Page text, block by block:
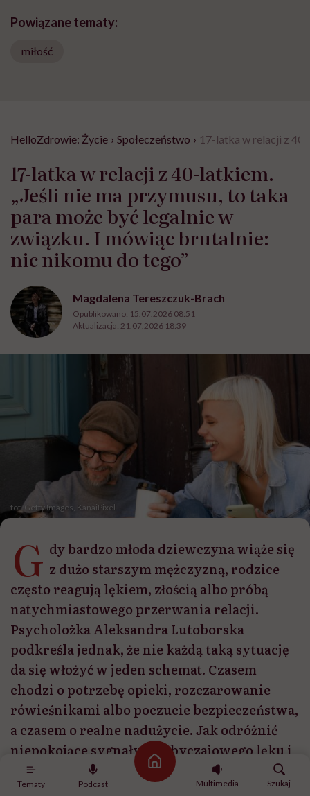
Tematy Podcast
Strona główna
Multimedia
Szukaj
Powiązane tematy:
miłość
HelloZdrowie: Życie › Społeczeństwo › 17-latka w relacji z 40-
17-latka w relacji z 40-latkiem.
„Jeśli nie ma przymusu, to taka
para może być legalnie w
związku. I mówiąc brutalnie:
nic nikomu do tego”
Magdalena Tereszczuk-Brach
Opublikowano: 15.07.2026 08:51
Aktualizacja: 21.07.2026 18:39
fot. Getty Images, KanaiPixel
G dy bardzo młoda dziewczyna wiąże się
z dużo starszym mężczyzną, rodzice
często reagują lękiem, złością albo próbą
natychmiastowego przerwania relacji.
Psycholożka Aleksandra Lutoborska
podkreśla jednak, że nie każdą taką sytuację
da się włożyć w jeden schemat. Czasem
chodzi o potrzebę opieki, rozczarowanie
rówieśnikami albo poczucie bezpieczeństwa,
a czasem o realne nadużycie. Jak odróżnić
niepokojące sygnały od obyczajowego lęku i
jak rozmawiać z córką, żeby nie stracić z nią
kontaktu?